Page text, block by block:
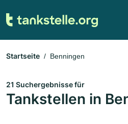
Startseite Benningen
21 Suchergebnisse für
Tankstellen in